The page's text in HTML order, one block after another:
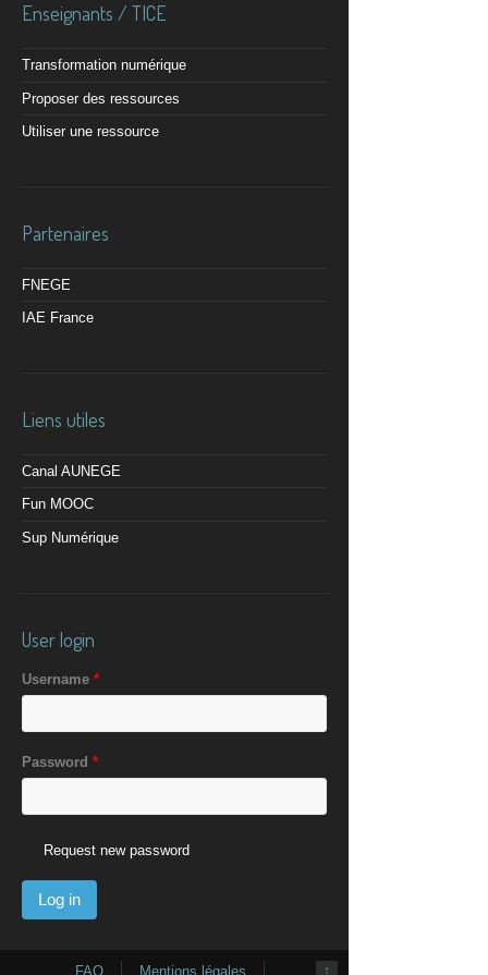
Enseignants / TICE
Transformation numérique
Proposer des ressources
Utiliser une ressource
Partenaires
FNEGE
IAE France
Liens utiles
Canal AUNEGE
Fun MOOC
Sup Numérique
User login
Username *
Password *
Request new password
↑
FAQ Mentions légales